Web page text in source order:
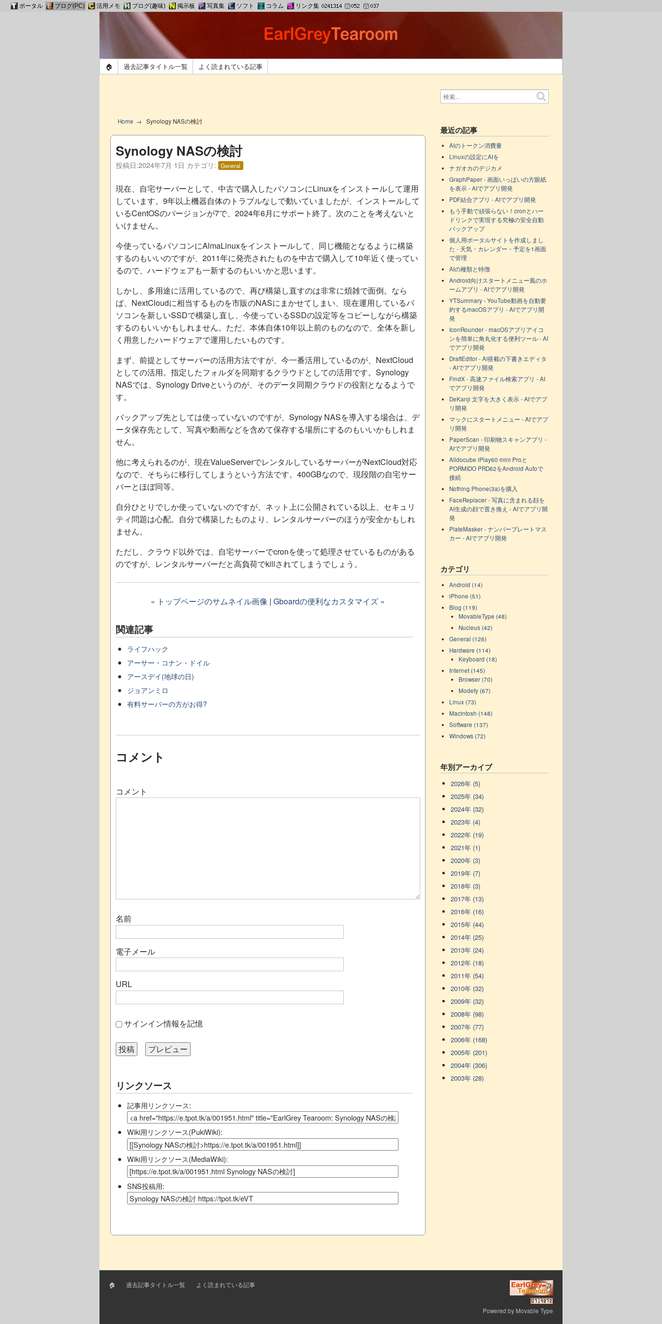
🏠 過去記事タイトル一覧 よく読まれている記事
Home Synology NASの検討
Synology NASの検討
投稿日:2024年7月 1日 カテゴリ: General
現在、自宅サーバーとして、中古で購入したパソコンにLinuxをインストールして運用
しています。9年以上機器自体のトラブルなしで動いていましたが、インストールして
いるCentOSのバージョンが7で、2024年6月にサポート終了。次のことを考えないと
いけません。
今使っているパソコンにAlmaLinuxをインストールして、同じ機能となるように構築
するのもいいのですが、2011年に発売されたものを中古で購入して10年近く使ってい
るので、ハードウェアも一新するのもいいかと思います。
しかし、多用途に活用しているので、再び構築し直すのは非常に煩雑で面倒。なら
ば、NextCloudに相当するものを市販のNASにまかせてしまい、現在運用しているパ
ソコンを新しいSSDで構築し直し、今使っているSSDの設定等をコピーしながら構築
するのもいいかもしれません。ただ、本体自体10年以上前のものなので、全体を新し
く用意したハードウェアで運用したいものです。
まず、前提としてサーバーの活用方法ですが、今一番活用しているのが、NextCloud
としての活用。指定したフォルダを同期するクラウドとしての活用です。Synology
NASでは、Synology Driveというのが、そのデータ同期クラウドの役割となるようで
す。
バックアップ先としては使っていないのですが、Synology NASを導入する場合は、デ
ータ保存先として、写真や動画などを含めて保存する場所にするのもいいかもしれま
せん。
他に考えられるのが、現在ValueServerでレンタルしているサーバーがNextCloud対応
なので、そちらに移行してしまうという方法です。400GBなので、現段階の自宅サー
バーとほぼ同等。
自分ひとりでしか使っていないのですが、ネット上に公開されている以上、セキュリ
ティ問題は心配。自分で構築したものより、レンタルサーバーのほうが安全かもしれ
ません。
ただし、クラウド以外では、自宅サーバーでcronを使って処理させているものがある
のですが、レンタルサーバーだと高負荷でkillされてしまうでしょう。
« トップページのサムネイル画像 | Gboardの便利なカスタマイズ »
関連記事
ライフハック
アーサー・コナン・ドイル
アースデイ(地球の日)
ジョアンミロ
有料サーバーの方がお得?
コメント
コメント
名前
電子メール
URL
サインイン情報を記憶
リンクソース
記事用リンクソース:
Wiki用リンクソース(PukiWiki):
Wiki用リンクソース(MediaWiki):
SNS投稿用:
最近の記事
AIのトークン消費量
Linuxの設定にAIを
ナガオカのデジカメ
GraphPaper - 画面いっぱいの方眼紙
を表示 - AIでアプリ開発
PDF結合アプリ - AIでアプリ開発
もう手動で頑張らない！cronとハー
ドリンクで実現する究極の安全自動
バックアップ
個人用ポータルサイトを作成しまし
た - 天気・カレンダー・予定を1画面
で管理
AIの種類と特徴
Android向けスタートメニュー風のホ
ームアプリ - AIでアプリ開発
YTSummary - YouTube動画を自動要
約するmacOSアプリ - AIでアプリ開
発
IconRounder - macOSアプリアイコ
ンを簡単に角丸化する便利ツール - AI
でアプリ開発
DraftEditor - AI搭載の下書きエディタ
- AIでアプリ開発
FindX - 高速ファイル検索アプリ - AI
でアプリ開発
DeKanji 文字を大きく表示 - AIでアプ
リ開発
マックにスタートメニュー - AIでアプ
リ開発
PaperScan - 印刷物スキャンアプリ -
AIでアプリ開発
Alldocube iPlay60 mini Proと
PORMIDO PRD62をAndroid Autoで
接続
Nothing Phone(3a)を購入
FaceReplacer - 写真に含まれる顔を
AI生成の顔で置き換え - AIでアプリ開
発
PlateMasker - ナンバープレートマス
カー - AIでアプリ開発
カテゴリ
Android (14)
iPhone (51)
Blog (119)
MovableType (48)
Nucleus (42)
General (126)
Hardware (114)
Keyboard (18)
Internet (145)
Browser (70)
Modefy (67)
Linux (73)
Macintosh (148)
Software (137)
Windows (72)
年別アーカイブ
2026年 (5)
2025年 (34)
2024年 (32)
2023年 (4)
2022年 (19)
2021年 (1)
2020年 (3)
2019年 (7)
2018年 (3)
2017年 (13)
2016年 (16)
2015年 (44)
2014年 (25)
2013年 (24)
2012年 (18)
2011年 (54)
2010年 (32)
2009年 (32)
2008年 (98)
2007年 (77)
2006年 (168)
2005年 (201)
2004年 (306)
2003年 (28)
🏠 過去記事タイトル一覧 よく読まれている記事
Powered by Movable Type
ポータル ブログ(PC) 活用メモ ブログ(趣味) 掲示板 写真集 ソフト コラム リンク集